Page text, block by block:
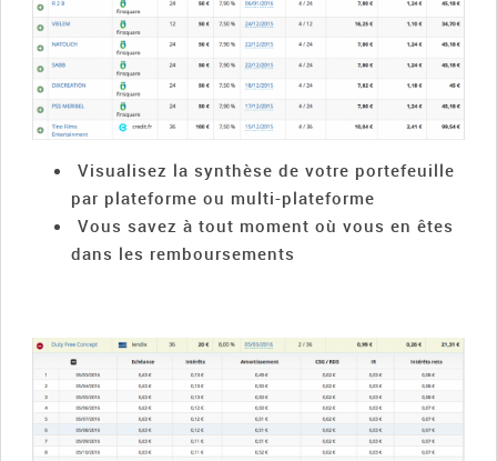
Visualisez la synthèse de votre portefeuille
par plateforme ou multi-plateforme
Vous savez à tout moment où vous en êtes
dans les remboursements